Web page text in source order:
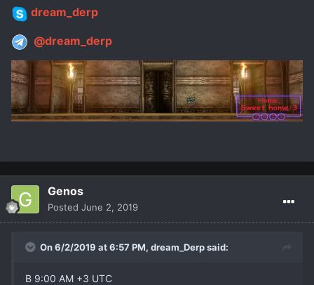
dream_derp
@dream_derp
Genos
Posted June 2, 2019
On 6/2/2019 at 6:57 PM, dream_Derpsaid:
В 9:00 AM +3 UTC